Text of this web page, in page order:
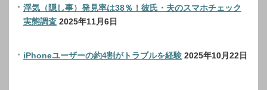
浮気（隠し事）発見率は38％！彼氏・夫のスマホチェック
実態調査 2025年11月6日
iPhoneユーザーの約4割がトラブルを経験 2025年10月22日